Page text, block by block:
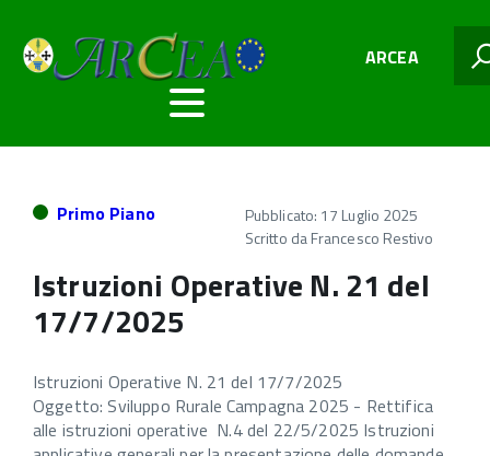
ARCEA
Primo Piano
Pubblicato: 17 Luglio 2025
Scritto daFrancesco Restivo
Istruzioni Operative N. 21 del
17/7/2025
Istruzioni Operative N. 21 del 17/7/2025
Oggetto: Sviluppo Rurale Campagna 2025 - Rettifica
alle istruzioni operative N.4 del 22/5/2025 Istruzioni